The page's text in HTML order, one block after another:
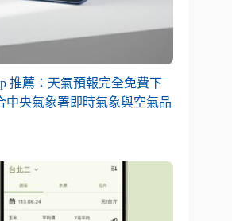
推薦：天氣預報完全免費下
中央氣象署即時氣象與空氣品